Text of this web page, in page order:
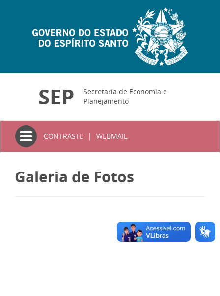
SEP
Secretaria de Economia e
Planejamento
Toggle
navigation
CONTRASTE | WEBMAIL
Galeria de Fotos